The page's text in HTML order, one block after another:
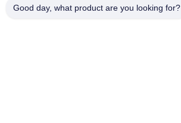
Good day, what product are you looking for?